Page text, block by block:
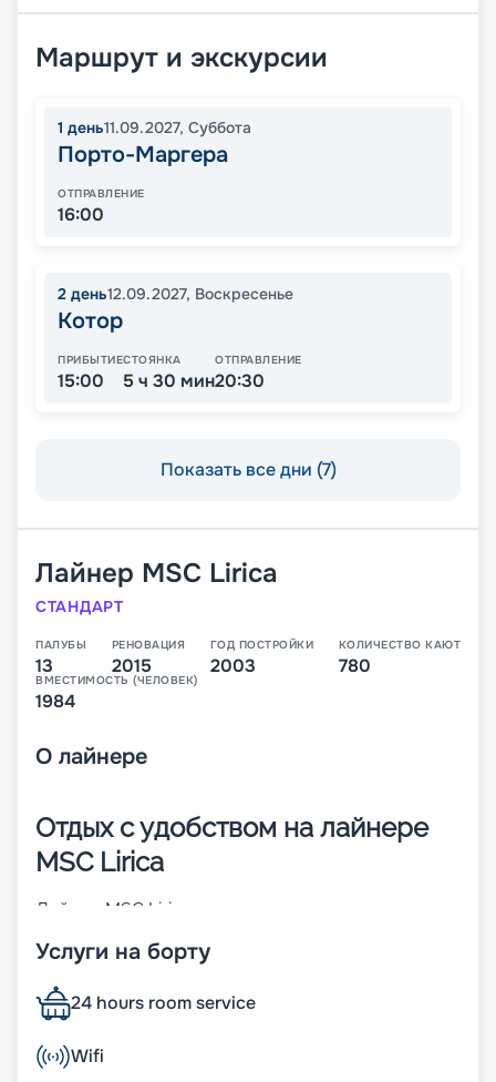
Маршрут и экскурсии
1 день11.09.2027, Суббота
Порто-Маргера
ОТПРАВЛЕНИЕ
16:00
2 день12.09.2027, Воскресенье
Котор
ПРИБЫТИЕ
15:00
СТОЯНКА
5 ч 30 мин
ОТПРАВЛЕНИЕ
20:30
Показать все дни (7)
Лайнер MSC Lirica
СТАНДАРТ
ПАЛУБЫ
13
РЕНОВАЦИЯ
2015
ГОД ПОСТРОЙКИ
2003
КОЛИЧЕСТВО КАЮТ
780
ВМЕСТИМОСТЬ (ЧЕЛОВЕК)
1984
О лайнере
Отдых с удобством на лайнере
MSC Lirica
Лайнер MSC Lirica сочетает высокие
интерьеров. Судно было построено во Франции
Оно является обладателем ряда международных
наград. В 780 хорошо обставленных каютах
можно заселить до 1 984 человек. Основные
характеристики лайнера:
Услуги на борту
24 hours room service
Wifi